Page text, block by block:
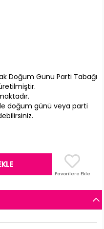
Doğum Günü Parti Tabağı
doğum günü veya parti
Favorilere Ekle